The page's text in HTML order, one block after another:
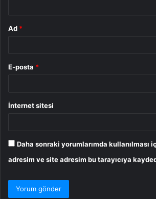
Ad *
E-posta *
İnternet sitesi
Daha sonraki yorumlarımda kullanılması
adresim ve site adresim bu tarayıcıya